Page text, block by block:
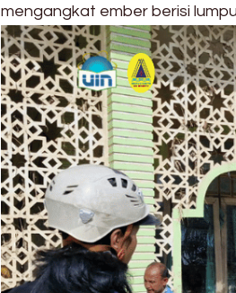
mengangkat ember berisi